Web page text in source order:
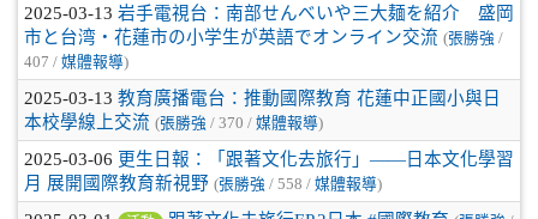
2025-03-13 岩手電視台：南部せんべいや三大麺を紹介 盛岡
市と台湾・花蓮市の小学生が英語でオンライン交流 (張勝強 /
407 / 媒體報導)
2025-03-13 教育廣播電台：推動國際教育 花蓮中正國小與日
本校學線上交流 (張勝強 / 370 / 媒體報導)
2025-03-06 更生日報：「跟著文化去旅行」——日本文化學習
月 展開國際教育新視野 (張勝強 / 558 / 媒體報導)